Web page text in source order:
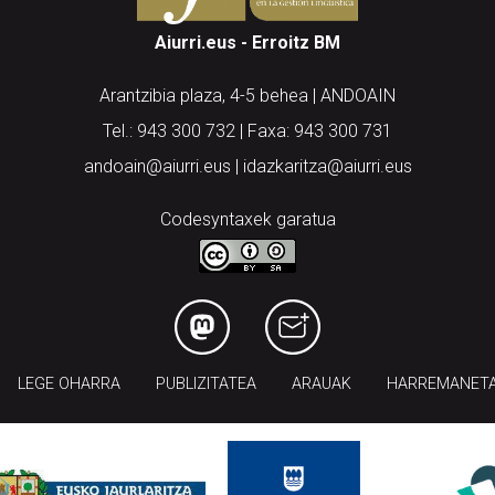
Aiurri.eus - Erroitz BM
Arantzibia plaza, 4-5 behea | ANDOAIN
Tel.: 943 300 732 | Faxa: 943 300 731
andoain@aiurri.eus | idazkaritza@aiurri.eus
Codesyntaxek garatua
LEGE OHARRA PUBLIZITATEA ARAUAK